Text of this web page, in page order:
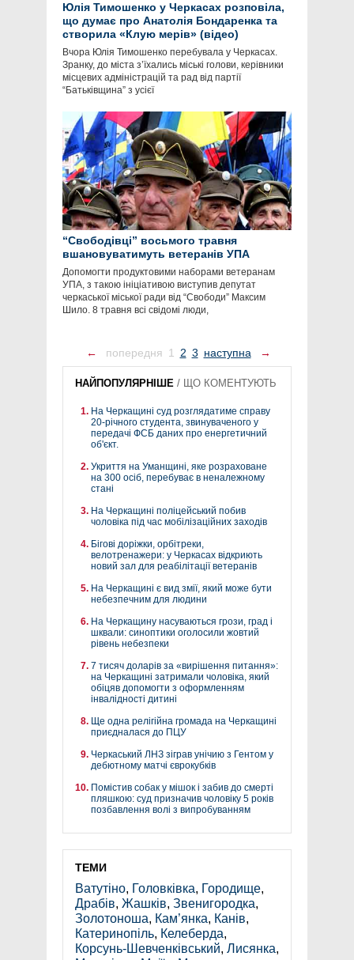
Юлія Тимошенко у Черкасах розповіла,
що думає про Анатолія Бондаренка та
створила «Клую мерів» (відео)
Вчора Юлія Тимошенко перебувала у Черкасах.
Зранку, до міста з’їхались міські голови, керівники
місцевих адміністрацій та рад від партії
“Батьківщина” з усієї
“Свободівці” восьмого травня
вшановуватимуть ветеранів УПА
Допомогти продуктовими наборами ветеранам
УПА, з такою ініціативою виступив депутат
черкаської міської ради від “Свободи” Максим
Шило. 8 травня всі свідомі люди,
← попередня 1 2 3 наступна →
НАЙПОПУЛЯРНІШЕ / ЩО КОМЕНТУЮТЬ
На Черкащині суд розглядатиме справу
20-річного студента, звинуваченого у
передачі ФСБ даних про енергетичний
об'єкт.
Укриття на Уманщині, яке розраховане
на 300 осіб, перебуває в неналежному
стані
На Черкащині поліцейський побив
чоловіка під час мобілізаційних заходів
Бігові доріжки, орбітреки,
велотренажери: у Черкасах відкриють
новий зал для реабілітації ветеранів
На Черкащині є вид змії, який може бути
небезпечним для людини
На Черкащину насуваються грози, град і
шквали: синоптики оголосили жовтий
рівень небезпеки
7 тисяч доларів за «вирішення питання»:
на Черкащині затримали чоловіка, який
обіцяв допомогти з оформленням
інвалідності дитині
Ще одна релігійна громада на Черкащині
приєдналася до ПЦУ
Черкаський ЛНЗ зіграв унічию з Гентом у
дебютному матчі єврокубків
Помістив собак у мішок і забив до смерті
пляшкою: суд призначив чоловіку 5 років
позбавлення волі з випробуванням
ТЕМИ
Ватутіно, Головківка, Городище,
Драбів, Жашків, Звенигородка,
Золотоноша, Кам’янка, Канів,
Катеринопіль, Келеберда,
Корсунь-Шевченківський, Лисянка,